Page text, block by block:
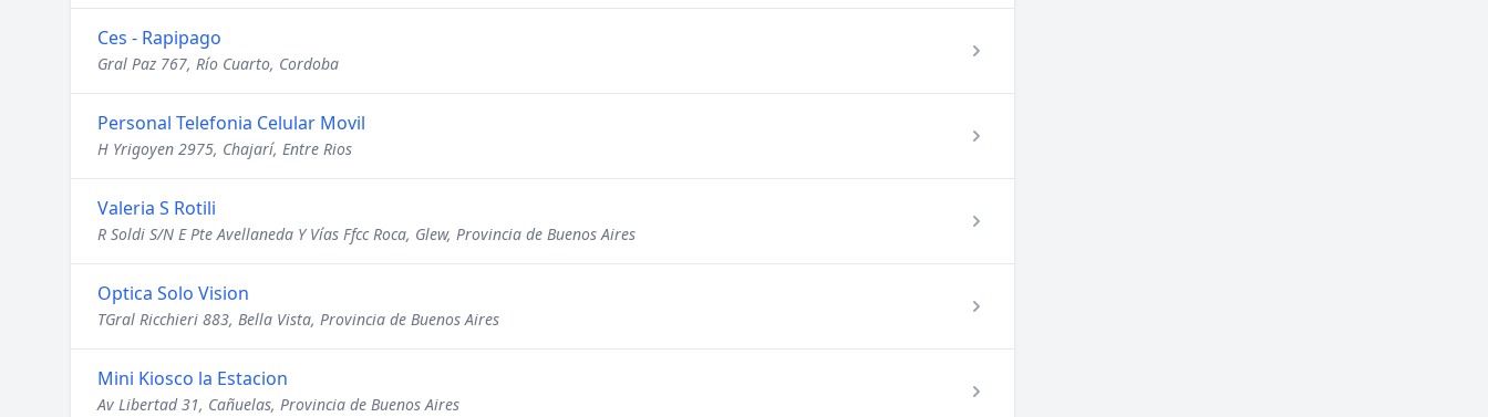
Ces - Rapipago
Gral Paz 767, Río Cuarto, Cordoba
Personal Telefonia Celular Movil
H Yrigoyen 2975, Chajarí, Entre Rios
Valeria S Rotili
R Soldi S/N E Pte Avellaneda Y Vías Ffcc Roca, Glew, Provincia de Buenos Aires
Optica Solo Vision
TGral Ricchieri 883, Bella Vista, Provincia de Buenos Aires
Mini Kiosco la Estacion
Av Libertad 31, Cañuelas, Provincia de Buenos Aires